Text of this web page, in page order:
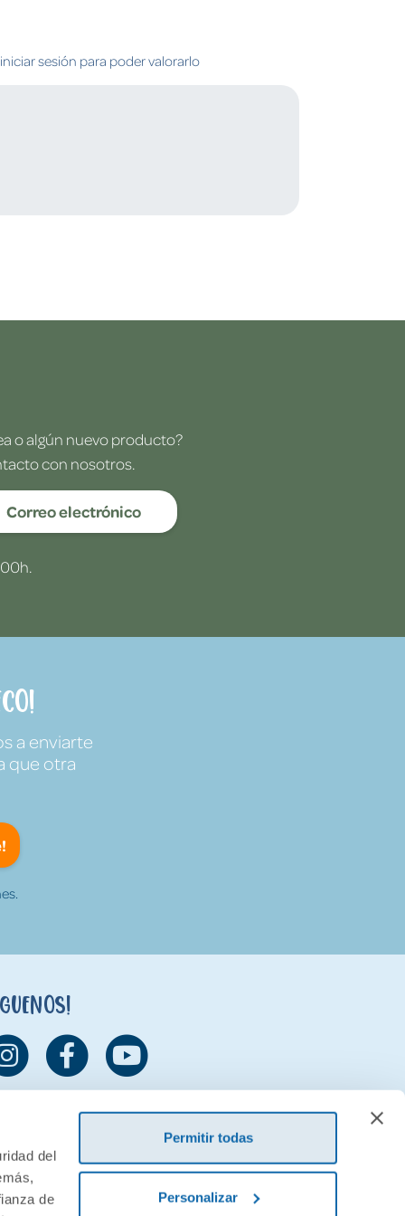
del
de
Permitir todas
Personalizar
sesión para poder valorarlo
o algún nuevo producto?
con nosotros.
Correo electrónico
a enviarte
que otra